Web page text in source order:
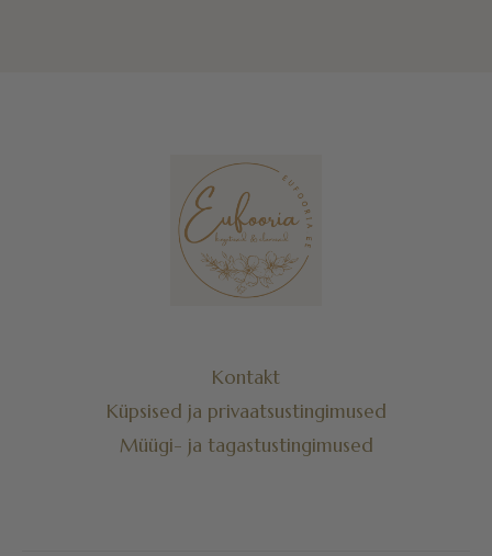
Kontakt
Küpsised ja privaatsustingimused
Müügi- ja tagastustingimused